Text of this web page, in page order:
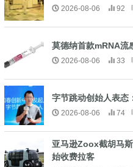
2026-08-06 92
莫德纳首款mRNA流
2026-08-06 33
字节跳动创始人表态
2026-08-06 74
亚马逊Zoox截胡马
始收费拉客